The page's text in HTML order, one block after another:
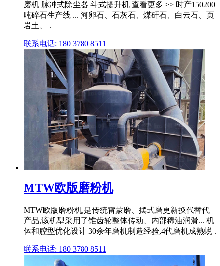
磨机 脉冲式除尘器 斗式提升机 查看更多 >> 时产150200
吨碎石生产线 ... 河卵石、石灰石、煤矸石、白云石、页
岩土、 .
联系电话: 180 3780 8511
MTW欧版磨粉机
MTW欧版磨粉机,是传统雷蒙磨、摆式磨更新换代替代
产品,该机型采用了锥齿轮整体传动、内部稀油润滑... 机
体和腔型优化设计 30余年磨机制造经验,4代磨机成熟蜕 .
联系电话: 180 3780 8511